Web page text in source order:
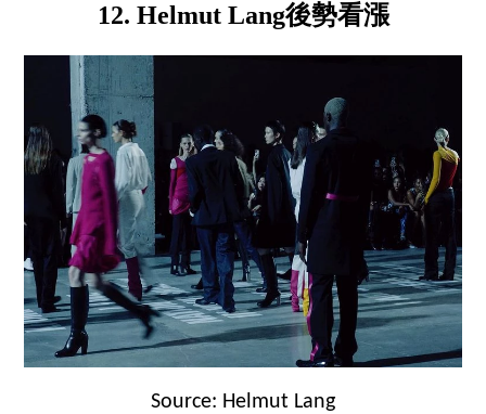
12. Helmut Lang後勢看漲
Source: Helmut Lang